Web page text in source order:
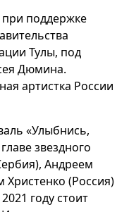
при поддержке
Тулы, под
Дюмина.
артистка России
«Улыбнись,
звездного
Андреем
Христенко (Россия)
году стоит